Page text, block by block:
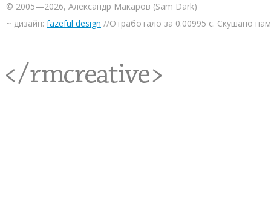
© 2005—2026, Александр Макаров (Sam Dark)
~ дизайн: fazeful design //Отработало за 0.00995 с. Скушано
<rmcreative/>